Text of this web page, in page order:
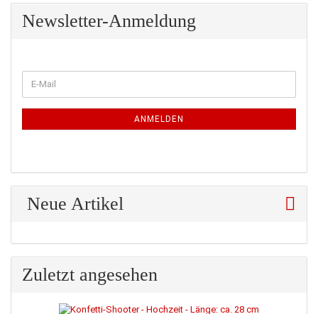
Newsletter-Anmeldung
ZUR
NEWSLETTER-
E-
Mail
ANMELDEN
Neue Artikel
Zuletzt angesehen